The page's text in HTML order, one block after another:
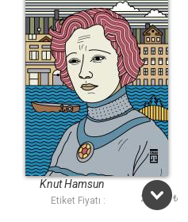
Victoria (Timaş)
Knut Hamsun
Etiket Fiyatı : 225,00 ₺